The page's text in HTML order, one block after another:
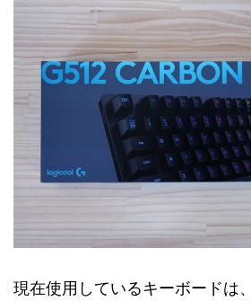
現在使用しているキーボードは